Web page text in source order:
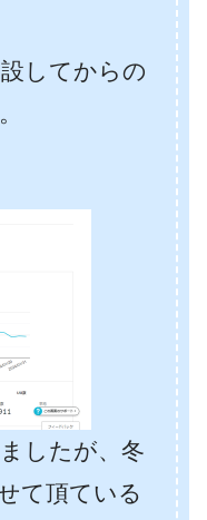
してからの
したが、冬
て頂ている